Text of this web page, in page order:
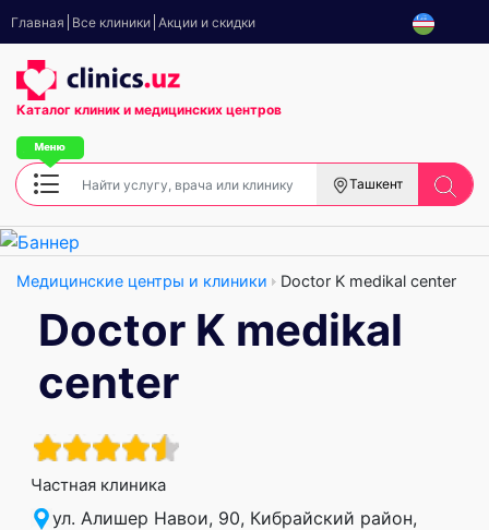
Главная Все клиники Акции и скидки
Каталог клиник и медицинских центров
Ташкент
Медицинские центры и клиники Doctor K medikal center
Doctor K medikal
center
Частная клиника
ул. Алишер Навои, 90, Кибрайский район,